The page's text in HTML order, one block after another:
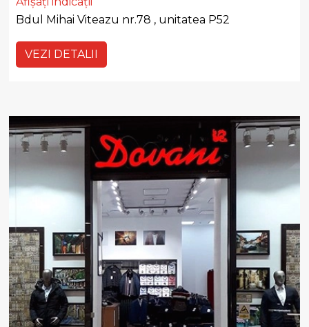
Bdul Mihai Viteazu nr.78 , unitatea P52
VEZI DETALII